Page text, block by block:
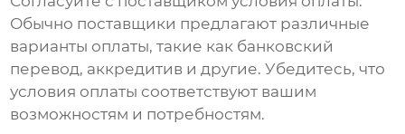
Обычно поставщики предлагают различные
варианты оплаты, такие как банковский
перевод, аккредитив и другие. Убедитесь, что
условия оплаты соответствуют вашим
возможностям и потребностям.